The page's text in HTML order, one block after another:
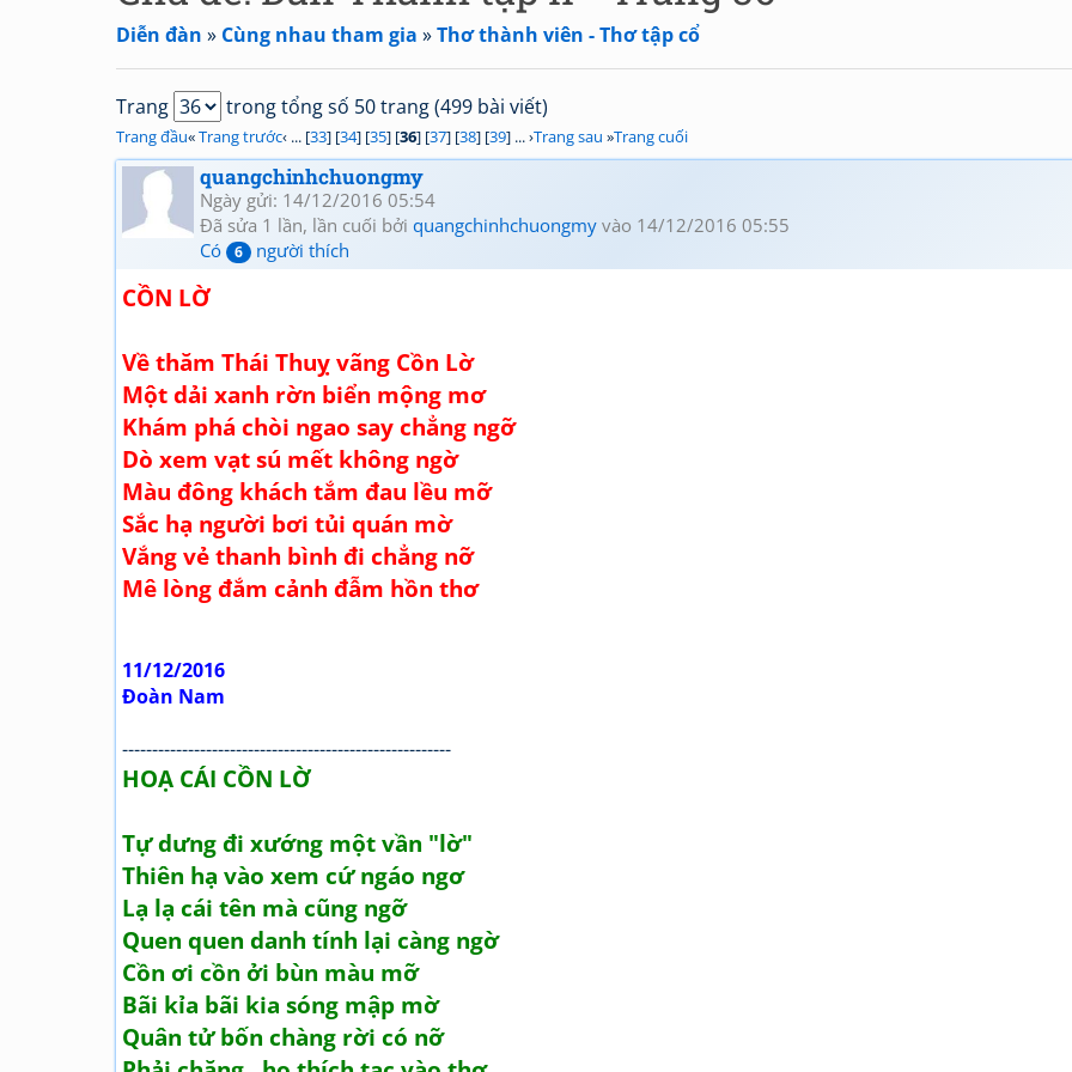
Diễn đàn » Cùng nhau tham gia »Thơ thành viên - Thơ tập cổ
Trang trong tổng số 50 trang (499 bài viết)
Trang đầu«Trang trước‹ ... [33] [34] [35] [36] [37] [38] [39] ... ›Trang sau »Trang cuối
quangchinhchuongmy
Ngày gửi: 14/12/2016 05:54
Đã sửa 1 lần, lần cuối bởi quangchinhchuongmy vào 14/12/2016 05:55
Có
6 người thích
CỒN LỜ
Về thăm Thái Thuỵ vãng Cồn Lờ
Một dải xanh rờn biển mộng mơ
Khám phá chòi ngao say chẳng ngỡ
Dò xem vạt sú mết không ngờ
Màu đông khách tắm đau lều mỡ
Sắc hạ người bơi tủi quán mờ
Vắng vẻ thanh bình đi chẳng nỡ
Mê lòng đắm cảnh đẫm hồn thơ
11/12/2016
Đoàn Nam
-------------------------------------------------------
HOẠ CÁI CỒN LỜ
Tự dưng đi xướng một vần "lờ"
Thiên hạ vào xem cứ ngáo ngơ
Lạ lạ cái tên mà cũng ngỡ
Quen quen danh tính lại càng ngờ
Cồn ơi cồn ởi bùn màu mỡ
Bãi kỉa bãi kia sóng mập mờ
Quân tử bốn chàng rời có nỡ